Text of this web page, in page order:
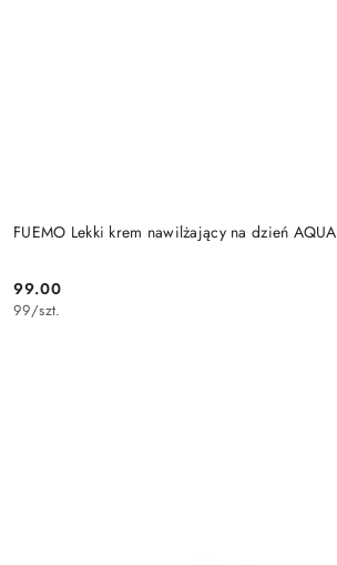
FUEMO Lekki krem nawilżający na dzień
Cena:
99.00
99/szt.